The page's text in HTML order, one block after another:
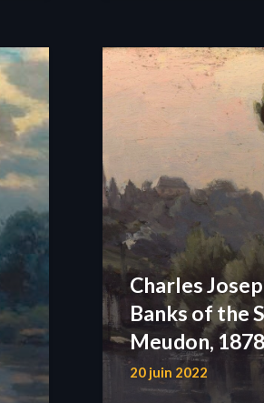
Charles
Banks of the
Meudon, 1878
20 juin 2022